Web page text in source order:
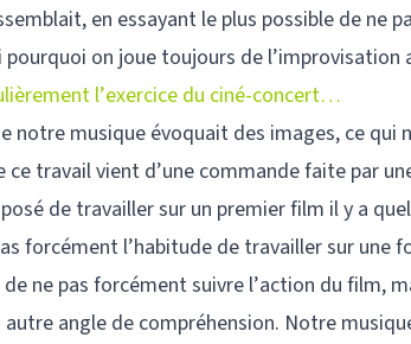
en essayant le plus possible de ne
pourquoi on joue toujours de l’improvisation
l’exercice du ciné-concert…
notre musique évoquait des images, ce qui
ce travail vient d’une commande faite par
de travailler sur un premier film il y a
forcément l’habitude de travailler sur
ne pas forcément suivre l’action du film,
angle de compréhension. Notre